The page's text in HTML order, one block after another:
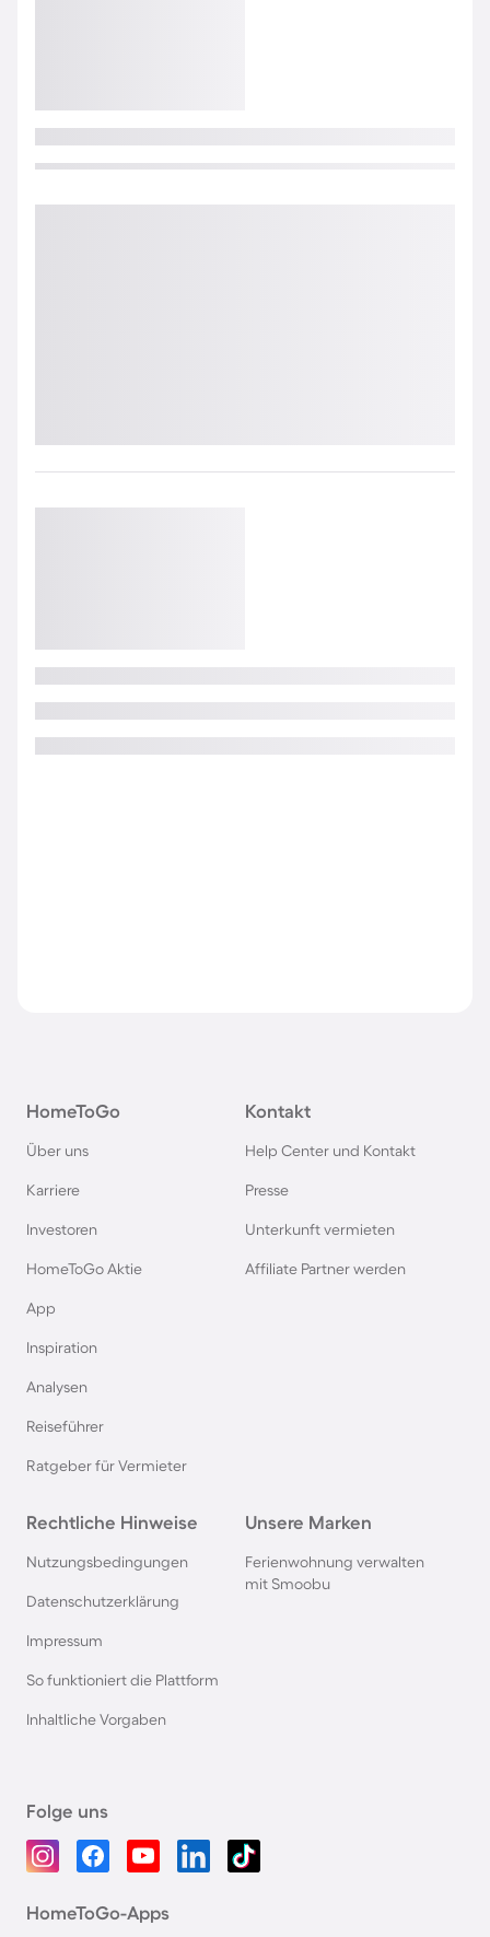
HomeToGo
Über uns
Karriere
Investoren
HomeToGo Aktie
App
Inspiration
Analysen
Reiseführer
Ratgeber für Vermieter
Kontakt
Help Center und Kontakt
Presse
Unterkunft vermieten
Affiliate Partner werden
Rechtliche Hinweise
Nutzungsbedingungen
Datenschutzerklärung
Impressum
So funktioniert die Plattform
Inhaltliche Vorgaben
Unsere Marken
Ferienwohnung verwalten
mit Smoobu
Folge uns
HomeToGo-Apps